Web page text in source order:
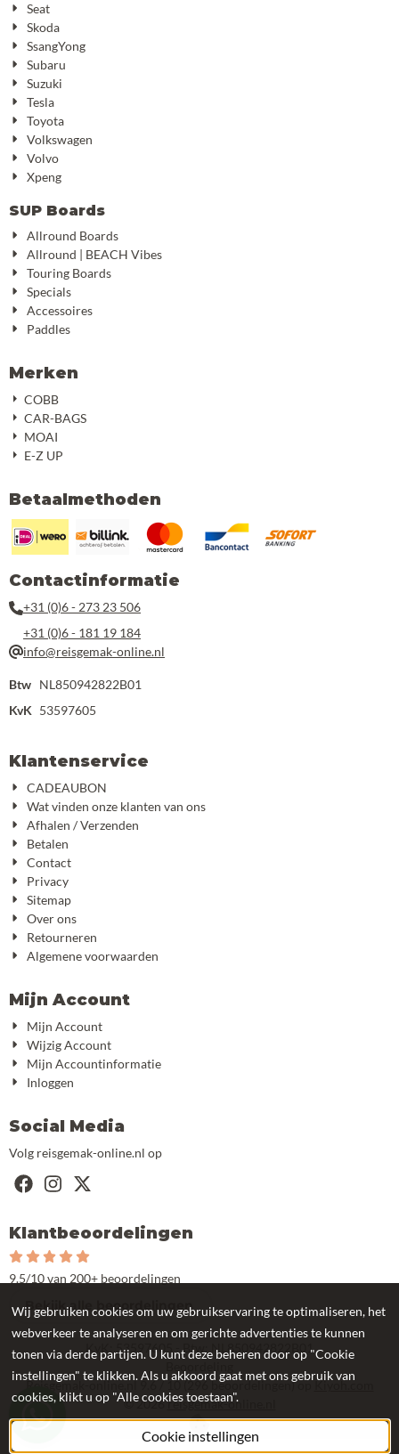
Seat
Skoda
SsangYong
Subaru
Suzuki
Tesla
Toyota
Volkswagen
Volvo
Xpeng
SUP Boards
Allround Boards
Allround | BEACH Vibes
Touring Boards
Specials
Accessoires
Paddles
Merken
COBB
CAR-BAGS
MOAI
E-Z UP
Betaalmethoden
Contactinformatie
+31 (0)6 - 273 23 506
+31 (0)6 - 181 19 184
info@reisgemak-online.nl
Btw NL850942822B01
KvK 53597605
Klantenservice
CADEAUBON
Wat vinden onze klanten van ons
Afhalen / Verzenden
Betalen
Contact
Privacy
Sitemap
Over ons
Retourneren
Algemene voorwaarden
Mijn Account
Mijn Account
Wijzig Account
Mijn Accountinformatie
Inloggen
Social Media
Volg reisgemak-online.nl op
Klantbeoordelingen
9.5/10 van 200+ beoordelingen
Bekijk alle beoordelingen
KvK: 53597605 - Btw: NL850942822B01
Reisgemak-online.nl 9.6/10(296 beoordelingen) op Kiyoh.com
©2026reisgemak-online.nl
Wij gebruiken cookies om uw gebruikservaring te optimaliseren, het
webverkeer te analyseren en om gerichte advertenties te kunnen
tonen via derde partijen. U kunt deze beheren door op "Cookie
instellingen" te klikken. Als u akkoord gaat met ons gebruik van
cookies, klikt u op "Alle cookies toestaan".
Cookie instellingen